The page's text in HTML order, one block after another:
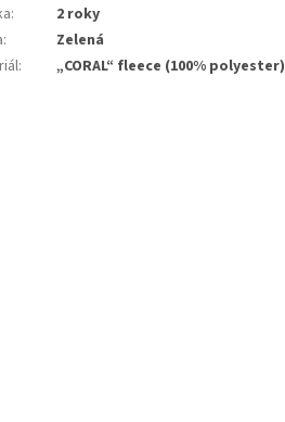
:
2 roky
:
Zelená
: „CORAL“ fleece (100% polyester)